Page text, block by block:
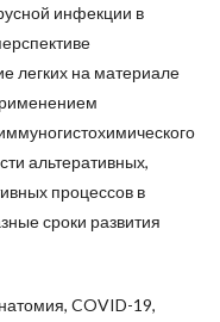
инфекции в
легких на материале
альтеративных,
процессов в
сроки развития
COVID-19,